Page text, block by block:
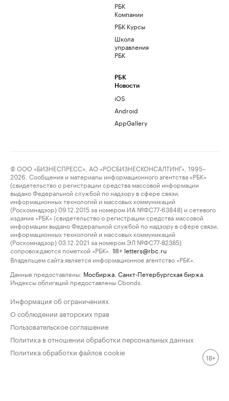
РБК
Компании
РБК Курсы
Школа
управления
РБК
РБК
Новости
iOS
Android
AppGallery
© ООО «БИЗНЕСПРЕСС», АО «РОСБИЗНЕСКОНСАЛТИНГ», 1995–
2026. Сообщения и материалы информационного агентства «РБК»
(свидетельство о регистрации средства массовой информации
выдано Федеральной службой по надзору в сфере связи,
информационных технологий и массовых коммуникаций
(Роскомнадзор) 09.12.2015 за номером ИА №ФС77-63848) и сетевого
издания «РБК» (свидетельство о регистрации средства массовой
информации выдано Федеральной службой по надзору в сфере связи,
информационных технологий и массовых коммуникаций
(Роскомнадзор) 03.12.2021 за номером ЭЛ №ФС77-82385)
сопровождаются пометкой «РБК».
18+ letters@rbc.ru
Владельцем сайта является информационное агентство «РБК».
Данные предоставлены: Мосбиржа Санкт-Петербургская биржа
Индексы облигаций предоставлены Cbonds.
Информация об ограничениях
О соблюдении авторских прав
Пользовательское соглашение
Политика в отношении обработки персональных данных
Политика обработки файлов cookie
18+